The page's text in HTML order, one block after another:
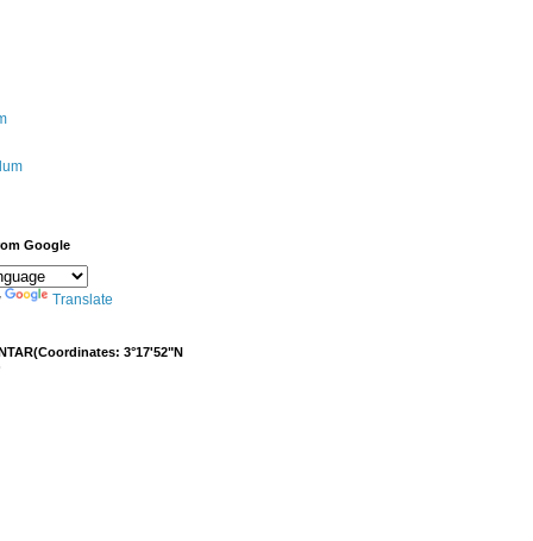
Google
Translate
3°17'52"N